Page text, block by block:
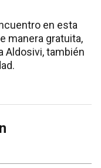
en esta
manera gratuita,
Aldosivi, también